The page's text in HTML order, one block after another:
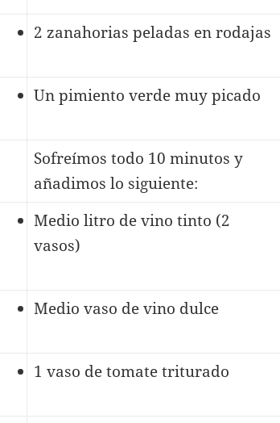
2 zanahorias peladas en rodajas
Un pimiento verde muy picado
Sofreímos todo 10 minutos y
añadimos lo siguiente:
Medio litro de vino tinto (2
vasos)
Medio vaso de vino dulce
1 vaso de tomate triturado